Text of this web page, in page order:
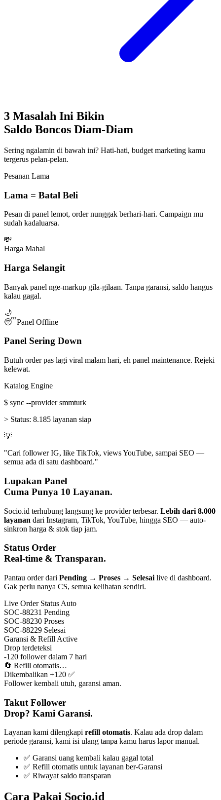
3 Masalah Ini Bikin
Saldo Boncos Diam-Diam
Sering ngalamin di bawah ini? Hati-hati, budget marketing kamu
tergerus pelan-pelan.
Pesanan Lama
Lama = Batal Beli
Pesan di panel lemot, order nunggak berhari-hari. Campaign mu
sudah kadaluarsa.
💸
Harga Mahal
Harga Selangit
Banyak panel nge-markup gila-gilaan. Tanpa garansi, saldo hangus
kalau gagal.
🌙
😴Panel Offline
Panel Sering Down
Butuh order pas lagi viral malam hari, eh panel maintenance. Rejeki
kelewat.
Katalog Engine
$ sync --provider smmturk
> Status: 8.185 layanan siap
💡
"Cari follower IG, like TikTok, views YouTube, sampai SEO —
semua ada di satu dashboard."
Lupakan Panel
Cuma Punya 10 Layanan.
Socio.id terhubung langsung ke provider terbesar. Lebih dari 8.000
layanan dari Instagram, TikTok, YouTube, hingga SEO — auto-
sinkron harga & stok tiap jam.
Status Order
Real-time & Transparan.
Pantau order dari Pending → Proses → Selesai live di dashboard.
Gak perlu nanya CS, semua kelihatan sendiri.
Live Order Status Auto
SOC-88231 Pending
SOC-88230 Proses
SOC-88229 Selesai
Garansi & Refill Active
Drop terdeteksi
-120 follower dalam 7 hari
🔄 Refill otomatis…
Dikembalikan +120 ✅
Follower kembali utuh, garansi aman.
Takut Follower
Drop? Kami Garansi.
Layanan kami dilengkapi refill otomatis. Kalau ada drop dalam
periode garansi, kami isi ulang tanpa kamu harus lapor manual.
✅ Garansi uang kembali kalau gagal total
✅ Refill otomatis untuk layanan ber-Garansi
✅ Riwayat saldo transparan
Cara Pakai Socio.id